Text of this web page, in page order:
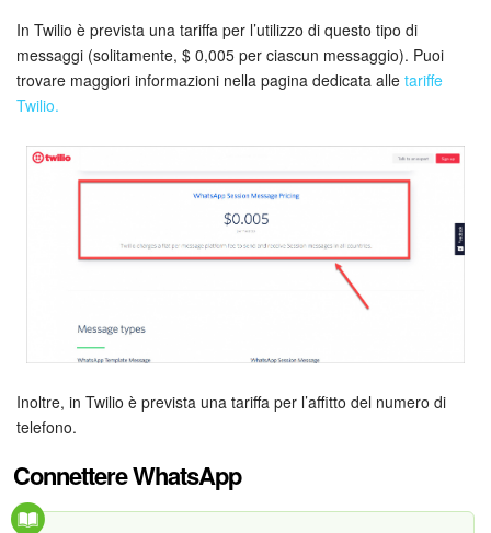
Knowledge base
Firma elettronica
Firma elettronica per HR
Flussi di lavoro
Gestione inventario
Telefonia
Mio profilo
Impostazioni
In Twilio è prevista una tariffa per l’utilizzo di questo tipo di
messaggi (solitamente, $ 0,005 per ciascun messaggio). Puoi
trovare maggiori informazioni nella pagina dedicata alle tariffe
Twilio.
Inoltre, in Twilio è prevista una tariffa per l’affitto del numero di
telefono.
Connettere WhatsApp